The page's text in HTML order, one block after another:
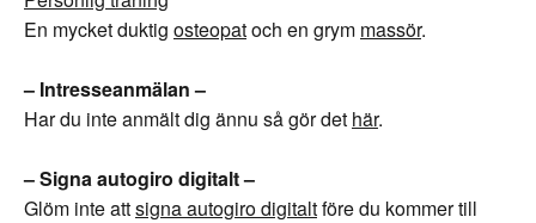
En mycket duktig osteopatoch en grym massör.
– Intresseanmälan –
Har du inte anmält dig ännu så gör det här.
– Signa autogiro digitalt –
Glöm inte attsigna autogiro digitaltföre du kommer till